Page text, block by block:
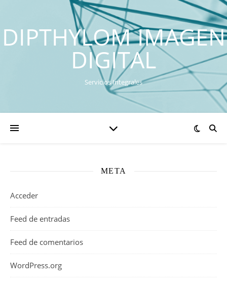
DIPTHYLOM IMAGEN
DIGITAL
Servicios Integrales
META
Acceder
Feed de entradas
Feed de comentarios
WordPress.org